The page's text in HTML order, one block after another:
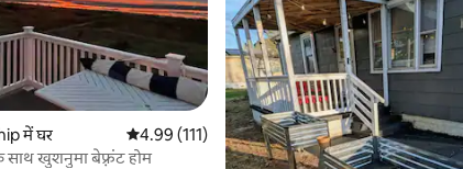
में घर औसत रेटिंग 5 में से 4.99, 111 समीक्षाएँ
4.99 (111)
साथ खुशनुमा बेफ़्रंट होम